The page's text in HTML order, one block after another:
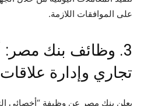
على الموافقات اللازمة.
3. وظائف بنك
تجاري وإدارة علاقات
يعلن بنك مصر عن وظيفة “أخصائي